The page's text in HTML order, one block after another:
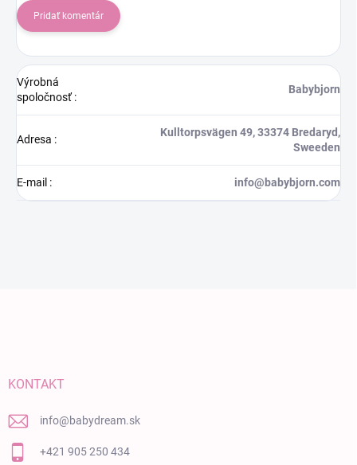
Pridať komentár
Výrobná
spoločnosť:
Babybjorn
Adresa :
Kulltorpsvägen 49, 33374 Bredaryd,
Sweeden
E-mail : info@babybjorn.com
KONTAKT
info@babydream.sk
+421 905 250 434